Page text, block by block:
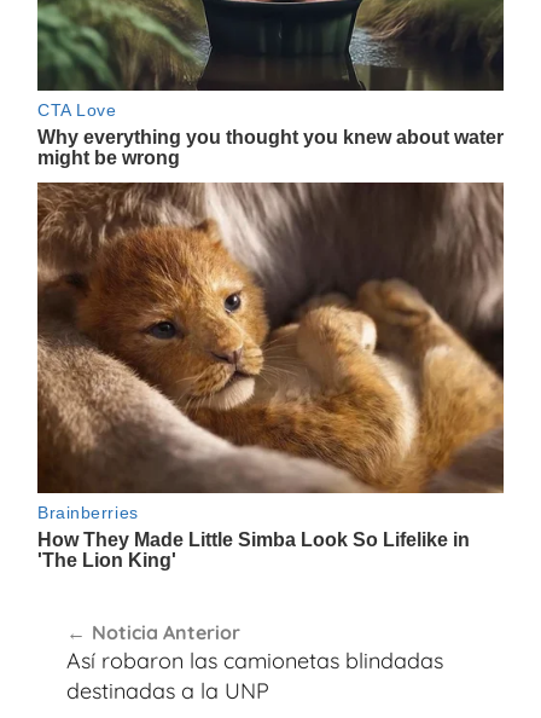
de
entradas
Noticia Anterior
Así robaron las camionetas blindadas
destinadas a la UNP